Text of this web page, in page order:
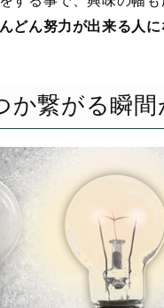
どん努力が出来る人に
か繋がる瞬間